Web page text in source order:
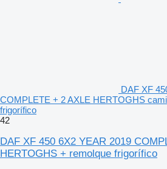
DAF XF
COMPLETE + 2 AXLE HERTOGHS
frigorífico
42
DAF XF 450 6X2 YEAR 2019
HERTOGHS + remolque frigorífico